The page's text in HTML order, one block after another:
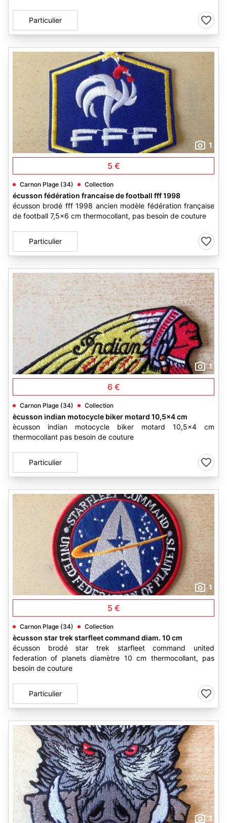
Particulier
1
5 €
Carnon Plage (34) Collection
écusson fédération francaise de football fff 1998
écusson brodé fff 1998 ancien modèle fédération française
de football 7,5x6 cm thermocollant, pas besoin de couture
Particulier
1
6 €
Carnon Plage (34) Collection
ècusson indian motocycle biker motard 10,5x4 cm
ècusson indian motocycle biker motard 10,5x4 cm
thermocollant pas besoin de couture
Particulier
1
5 €
Carnon Plage (34) Collection
ècusson star trek starfleet command diam. 10 cm
écusson brodé star trek starfleet command united
federation of planets diamètre 10 cm thermocollant, pas
besoin de couture
Particulier
1